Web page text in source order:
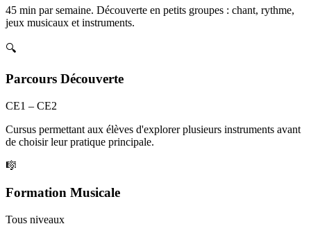
45 min par semaine. Découverte en petits groupes : chant, rythme,
jeux musicaux et instruments.
🔍
Parcours Découverte
CE1 – CE2
Cursus permettant aux élèves d'explorer plusieurs instruments avant
de choisir leur pratique principale.
🎼
Formation Musicale
Tous niveaux